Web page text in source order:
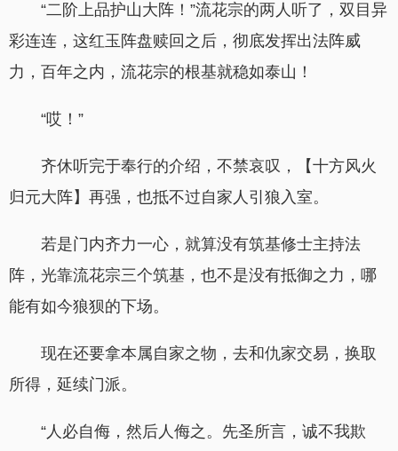
“二阶上品护山大阵！”流花宗的两人听了，双目异
彩连连，这红玉阵盘赎回之后，彻底发挥出法阵威
力，百年之内，流花宗的根基就稳如泰山！
“哎！”
齐休听完于奉行的介绍，不禁哀叹，【十方风火
归元大阵】再强，也抵不过自家人引狼入室。
若是门内齐力一心，就算没有筑基修士主持法
阵，光靠流花宗三个筑基，也不是没有抵御之力，哪
能有如今狼狈的下场。
现在还要拿本属自家之物，去和仇家交易，换取
所得，延续门派。
“人必自侮，然后人侮之。先圣所言，诚不我欺